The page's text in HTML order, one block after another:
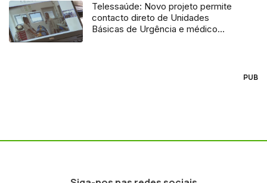
Telessaúde: Novo projeto permite
contacto direto de Unidades
Básicas de Urgência e médico
PUB